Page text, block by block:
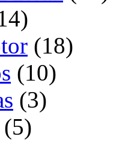
(18)
(10)
(3)
(5)